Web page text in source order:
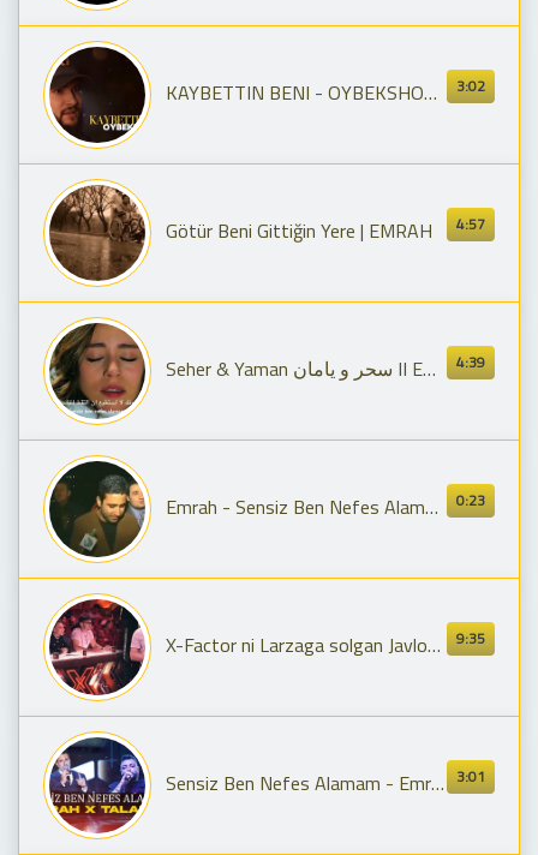
3:02
KAYBETTIN BENI - OYBEKSHOX FULL VERSIA
4:57
Götür Beni Gittiğin Yere | EMRAH
4:39
0:23
Emrah - Sensiz Ben Nefes Alamam
9:35
X-Factor ni Larzaga solgan Javlon Sapoyev!!!
3:01
Sensiz Ben Nefes Alamam - Emrah x Taladro (ft Eren Alasulu)